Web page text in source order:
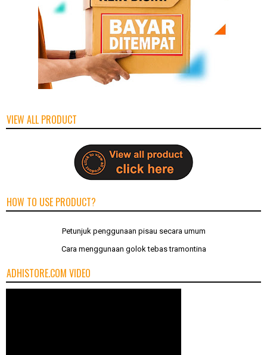
VIEW ALL PRODUCT
HOW TO USE PRODUCT?
Petunjuk penggunaan pisau secara umum
Cara menggunaan golok tebas tramontina
ADHISTORE.COM VIDEO